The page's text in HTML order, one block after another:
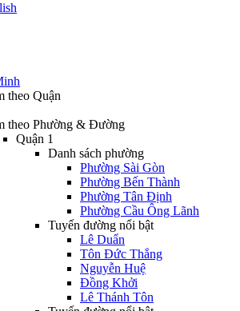
theo Quận
theo Phường & Đường
Quận 1
Danh sách phường
Phường Sài Gòn
Phường Bến Thành
Phường Tân Định
Phường Cầu Ông Lãnh
Tuyến đường nổi bật
Lê Duẩn
Tôn Đức Thắng
Nguyễn Huệ
Đồng Khởi
Lê Thánh Tôn